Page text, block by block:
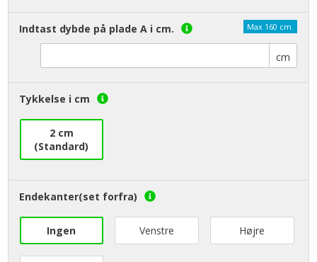
Indtast dybde på plade A i cm. Max 160 cm.
cm
Tykkelse i cm
2 cm
(Standard)
Endekanter(set forfra)
Ingen Venstre Højre